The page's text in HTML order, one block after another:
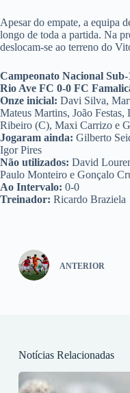
Apesar do empate, a equipa
longo de toda a partida. Na
deslocam-se ao terreno do
Campeonato Nacional Sub-
Rio Ave FC 0-0 FC
Onze inicial: Davi Silva,
Mateus Martins, João
Ribeiro (C), Maxi Carrizo e
Jogaram ainda: Gilberto
Igor Pires
Não utilizados: David
Paulo Monteiro e Gonçalo
Ao Intervalo: 0-0
Treinador: Ricardo Braziela
ANTERIOR
Notícias Relacionadas